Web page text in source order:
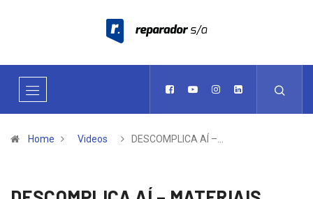
Home Videos DESCOMPLICA AÍ –…